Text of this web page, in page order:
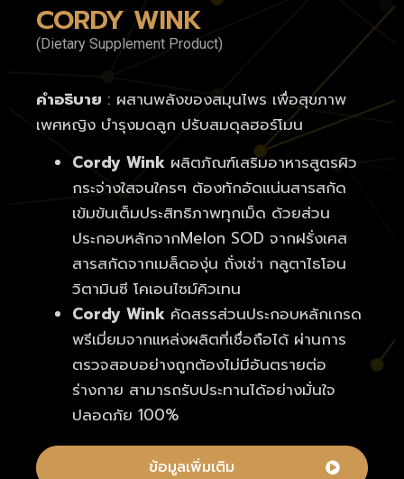
CORDY WINK
(Dietary Supplement Product)
คำอธิบาย : ผสานพลังของสมุนไพร เพื่อสุขภาพ
เพศหญิง บำรุงมดลูก ปรับสมดุลฮอร์โมน
Cordy Wink ผลิตภัณฑ์เสริมอาหารสูตรผิว
กระจ่างใสจนใครๆ ต้องทักอัดแน่นสารสกัด
เข้มข้นเต็มประสิทธิภาพทุกเม็ด ด้วยส่วน
ประกอบหลักจากMelon SOD จากฝรั่งเศส
สารสกัดจากเมล็ดองุ่น ถั่งเช่า กลูตาไธโอน
วิตามินซี โคเอนไซม์คิวเทน
Cordy Wink คัดสรรส่วนประกอบหลักเกรด
พรีเมี่ยมจากแหล่งผลิตที่เชื่อถือได้ ผ่านการ
ตรวจสอบอย่างถูกต้องไม่มีอันตรายต่อ
ร่างกาย สามารถรับประทานได้อย่างมั่นใจ
ปลอดภัย 100%
ข้อมูลเพิ่มเติม